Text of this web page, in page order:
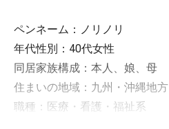
ペンネーム：ノリノリ
年代性別：40代女性
同居家族構成：本人、娘、母
住まいの地域：九州・沖縄地方
職種：医療・看護・福祉系